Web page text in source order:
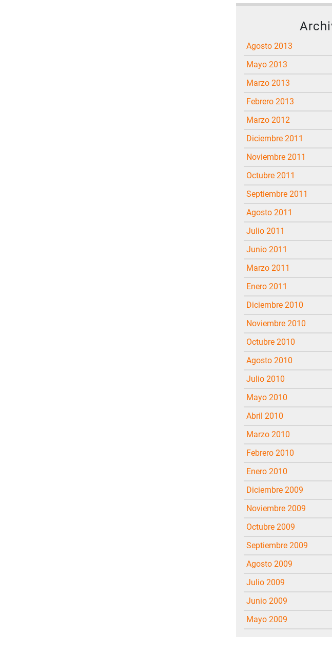
agosto 2013
mayo 2013
marzo 2013
febrero 2013
marzo 2012
diciembre 2011
noviembre 2011
octubre 2011
septiembre 2011
agosto 2011
julio 2011
junio 2011
marzo 2011
enero 2011
diciembre 2010
noviembre 2010
octubre 2010
agosto 2010
julio 2010
mayo 2010
abril 2010
marzo 2010
febrero 2010
enero 2010
diciembre 2009
noviembre 2009
octubre 2009
septiembre 2009
agosto 2009
julio 2009
junio 2009
mayo 2009